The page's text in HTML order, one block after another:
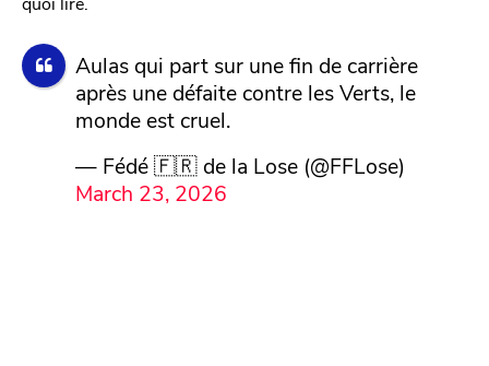
Aulas qui part sur une fin de carrière
après une défaite contre les Verts, le
monde est cruel.
— Fédé 🇫🇷 de la Lose (@FFLose)
March 23, 2026